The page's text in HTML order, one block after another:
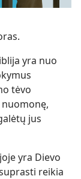
yra nuo
tėvo
jus
yra Dievo
reikia